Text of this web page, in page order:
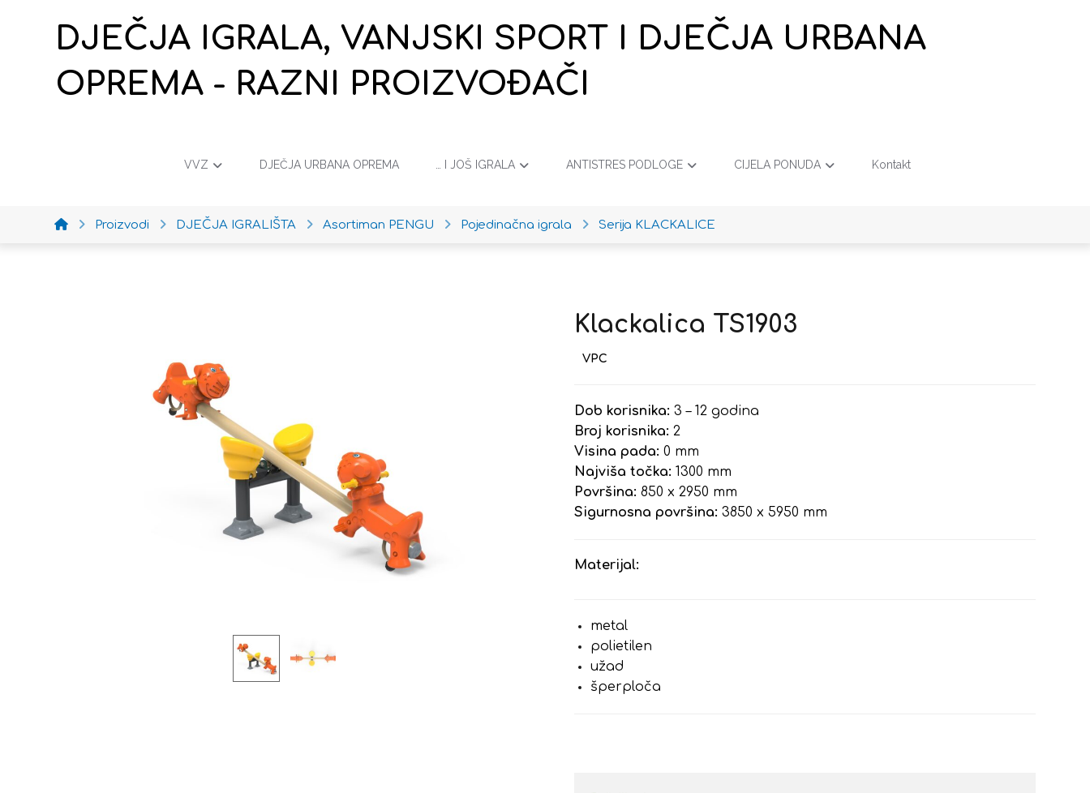
DJEČJA IGRALA, VANJSKI SPORT I DJEČJA URBANA
OPREMA - RAZNI PROIZVOĐAČI
VVZ DJEČJA URBANA OPREMA … I JOŠ IGRALA ANTISTRES PODLOGE CIJELA PONUDA Kontakt
Proizvodi DJEČJA IGRALIŠTA Asortiman PENGU Pojedinačna igrala Serija KLACKALICE
Klackalica TS1903
Dob korisnika: 3 – 12 godina
Broj korisnika: 2
Visina pada: 0 mm
Najviša točka: 1300 mm
Površina: 850 x 2950 mm
Sigurnosna površina: 3850 x 5950 mm
Materijal:
metal
polietilen
užad
šperploča